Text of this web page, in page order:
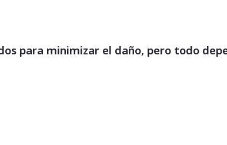
para minimizar el daño, pero todo